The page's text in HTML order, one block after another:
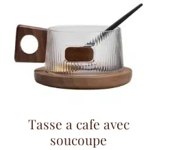
Tasse a cafe avec
soucoupe